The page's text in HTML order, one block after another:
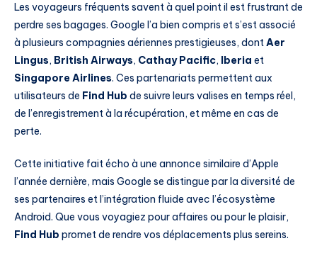
Les voyageurs fréquents savent à quel point il est frustrant de
perdre ses bagages. Google l’a bien compris et s’est associé
à plusieurs compagnies aériennes prestigieuses, dontAer
Lingus, British Airways, Cathay Pacific, Iberia et
Singapore Airlines. Ces partenariats permettent aux
utilisateurs de Find Hub de suivre leurs valises en temps réel,
de l’enregistrement à la récupération, et même en cas de
perte.
Cette initiative fait écho à une annonce similaire d’Apple
l’année dernière, mais Google se distingue par la diversité de
ses partenaires et l’intégration fluide avec l’écosystème
Android. Que vous voyagiez pour affaires ou pour le plaisir,
Find Hub promet de rendre vos déplacements plus sereins.